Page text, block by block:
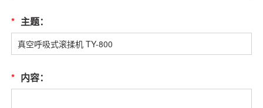
* 主题：
* 内容：